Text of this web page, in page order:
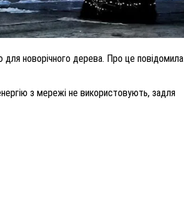
для новорічного дерева. Про це повідомила
з мережі не використовують, задля
0